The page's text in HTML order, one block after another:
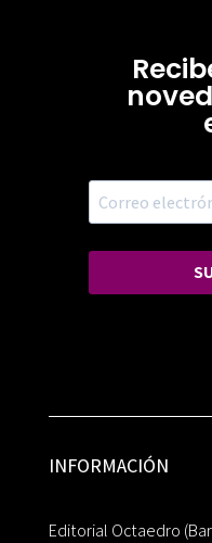
INFORMACIÓN
Editorial Octaedro